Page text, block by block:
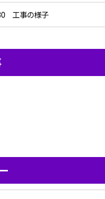
工事の様子